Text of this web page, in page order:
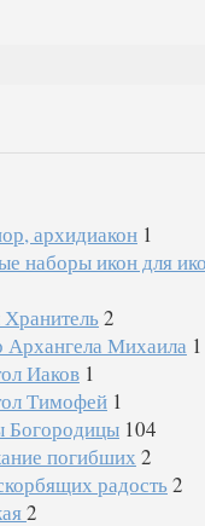
архидиакон 1
наборы икон для
2
Архангела Михаила 1
Иаков 1
Тимофей 1
Богородицы 104
погибших 2
радость2
2